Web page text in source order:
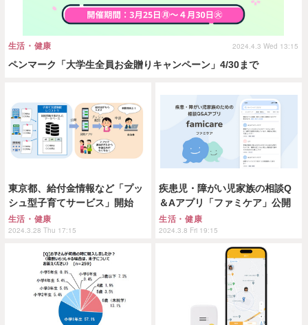
ペンマーク「大学生全員お金贈りキャンペーン」4/30まで
生活・健康 2024.4.3 Wed 13:15
東京都、給付金情報など「プッ
シュ型子育てサービス」開始
生活・健康
2024.3.28 Thu 17:15
疾患児・障がい児家族の相談Q
＆Aアプリ「ファミケア」公開
生活・健康
2024.3.8 Fri 19:15